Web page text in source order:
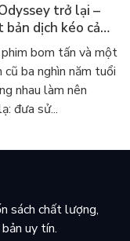
trở lại –
bản dịch kéo cả
về với văn học
bom tấn và một
cũ ba nghìn năm tuổi
nhau làm nên
đưa sử...
sách chất lượng,
uy tín.